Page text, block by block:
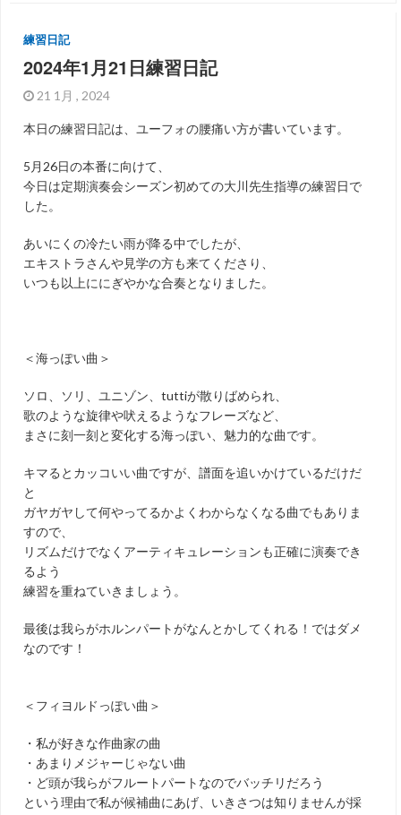
練習日記
2024年1月21日練習日記
21 1月 , 2024
本日の練習日記は、ユーフォの腰痛い方が書いています。
5月26日の本番に向けて、
今日は定期演奏会シーズン初めての大川先生指導の練習日で
した。
あいにくの冷たい雨が降る中でしたが、
エキストラさんや見学の方も来てくださり、
いつも以上ににぎやかな合奏となりました。
＜海っぽい曲＞
ソロ、ソリ、ユニゾン、tuttiが散りばめられ、
歌のような旋律や吠えるようなフレーズなど、
まさに刻一刻と変化する海っぽい、魅力的な曲です。
キマるとカッコいい曲ですが、譜面を追いかけているだけだ
と
ガヤガヤして何やってるかよくわからなくなる曲でもありま
すので、
リズムだけでなくアーティキュレーションも正確に演奏でき
るよう
練習を重ねていきましょう。
最後は我らがホルンパートがなんとかしてくれる！ではダメ
なのです！
＜フィヨルドっぽい曲＞
・私が好きな作曲家の曲
・あまりメジャーじゃない曲
・ど頭が我らがフルートパートなのでバッチリだろう
という理由で私が候補曲にあげ、いきさつは知りませんが採